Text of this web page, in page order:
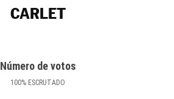
CARLET
Número de votos
100% ESCRUTADO